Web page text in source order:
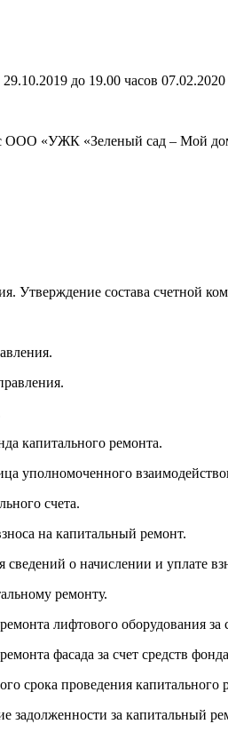
до 19.00 часов 07.02.2020
ООО «УЖК «Зеленый сад – Мой
Утверждение состава счетной
капитального ремонта.
уполномоченного
счета.
на капитальный ремонт.
о начислении и уплате
ремонту.
лифтового оборудования за
фасада за счет средств
срока проведения капитального
задолженности за капитальный